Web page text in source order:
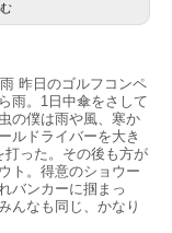
昨日のゴルフコンペ
雨。1日中傘をさして
の僕は雨や風、寒か
ルドライバーを大き
打った。その後も方が
ト。得意のショウー
バンカーに掴まっ
んなも同じ、かなり